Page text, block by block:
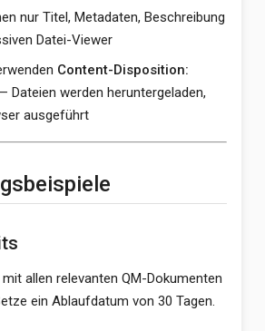
nur Titel, Metadaten, Beschreibung
Datei-Viewer
Content-Disposition:
Dateien werden heruntergeladen,
ausgeführt
allen relevanten QM-Dokumenten
ein Ablaufdatum von 30 Tagen.